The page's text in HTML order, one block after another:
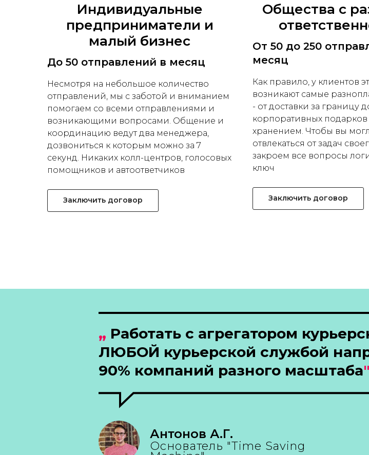
Индивидуальные
предприниматели и
малый бизнес
До 50 отправлений в месяц
Несмотря на небольшое количество
отправлений, мы с заботой и вниманием
помогаем со всеми отправлениями и
возникающими вопросами. Общение и
координацию ведут два менеджера,
дозвониться к которым можно за 7
секунд. Никаких колл-центров, голосовых
помощников и автоответчиков
Заключить договор
Общества с
От 50 до 250
месяц
Как правило, у клиентов
возникают самые
- от доставки за границу
корпоративных подарков
хранением. Чтобы вы
отвлекаться от задач
закроем все вопросы
ключ
Заключить договор
„ Работать с агрегатором
ЛЮБОЙ курьерской службой
90% компаний разного масштаба"
Антонов А.Г.
Основатель "Time Saving